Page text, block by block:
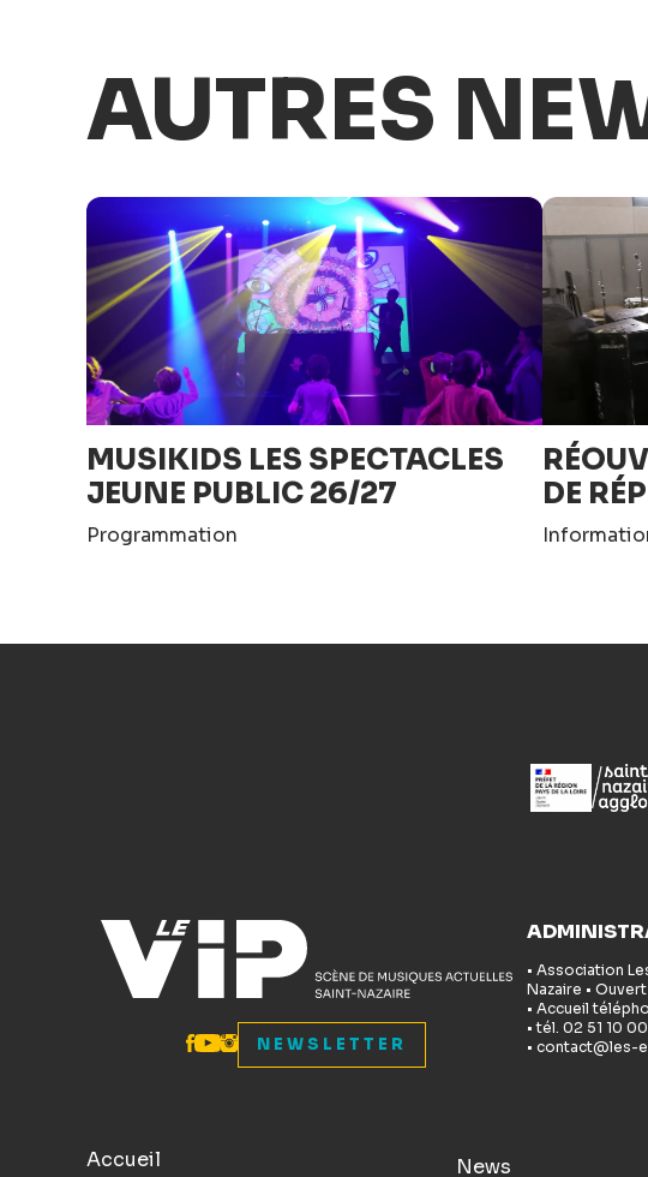
AUTRES
MUSIKIDS LES SPECTACLES
JEUNE PUBLIC 26/27
Programmation
DE
NEWSLETTER
• Association
Nazaire •
• Accueil
• tél. 02 51 10
• contact@les-
Accueil News